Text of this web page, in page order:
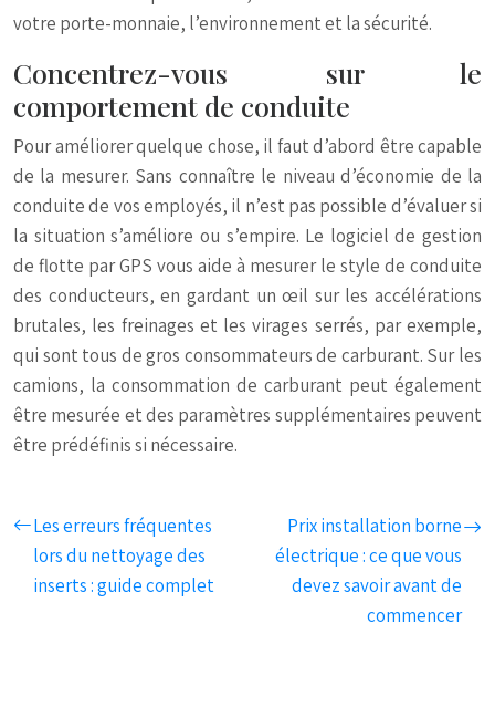
votre porte-monnaie, l’environnement et la sécurité.
Concentrez-vous sur le
comportement de conduite
Pour améliorer quelque chose, il faut d’abord être capable
de la mesurer. Sans connaître le niveau d’économie de la
conduite de vos employés, il n’est pas possible d’évaluer si
la situation s’améliore ou s’empire. Le logiciel de gestion
de flotte par GPS vous aide à mesurer le style de conduite
des conducteurs, en gardant un œil sur les accélérations
brutales, les freinages et les virages serrés, par exemple,
qui sont tous de gros consommateurs de carburant. Sur les
camions, la consommation de carburant peut également
être mesurée et des paramètres supplémentaires peuvent
être prédéfinis si nécessaire.
Les erreurs fréquentes
lors du nettoyage des
inserts : guide complet
Prix installation borne
électrique : ce que vous
devez savoir avant de
commencer